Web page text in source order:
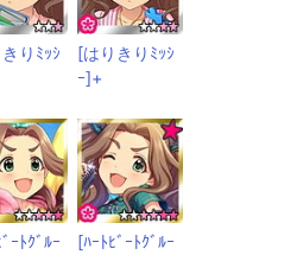
りﾐｯｼ
[はりきりﾐｯｼ
ｰ]+
ｰﾄｸﾞﾙｰ
[ﾊｰﾄﾋﾞｰﾄｸﾞﾙｰ